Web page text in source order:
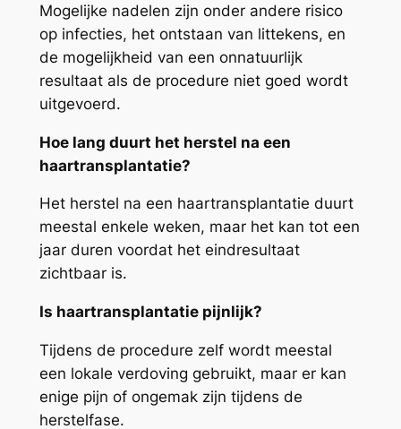
Mogelijke nadelen zijn onder andere risico
op infecties, het ontstaan van littekens, en
de mogelijkheid van een onnatuurlijk
resultaat als de procedure niet goed wordt
uitgevoerd.
Hoe lang duurt het herstel na een
haartransplantatie?
Het herstel na een haartransplantatie duurt
meestal enkele weken, maar het kan tot een
jaar duren voordat het eindresultaat
zichtbaar is.
Is haartransplantatie pijnlijk?
Tijdens de procedure zelf wordt meestal
een lokale verdoving gebruikt, maar er kan
enige pijn of ongemak zijn tijdens de
herstelfase.